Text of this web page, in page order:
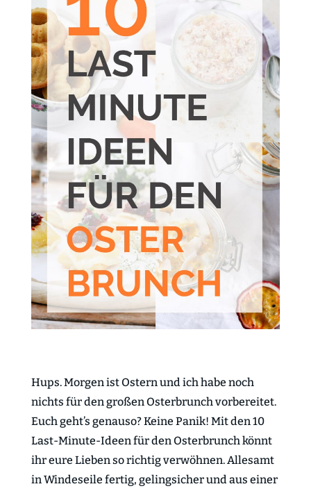
Hups. Morgen ist Ostern und ich habe noch
nichts für den großen Osterbrunch vorbereitet.
Euch geht’s genauso? Keine Panik! Mit den 10
Last-Minute-Ideen für den Osterbrunch könnt
ihr eure Lieben so richtig verwöhnen. Allesamt
in Windeseile fertig, gelingsicher und aus einer